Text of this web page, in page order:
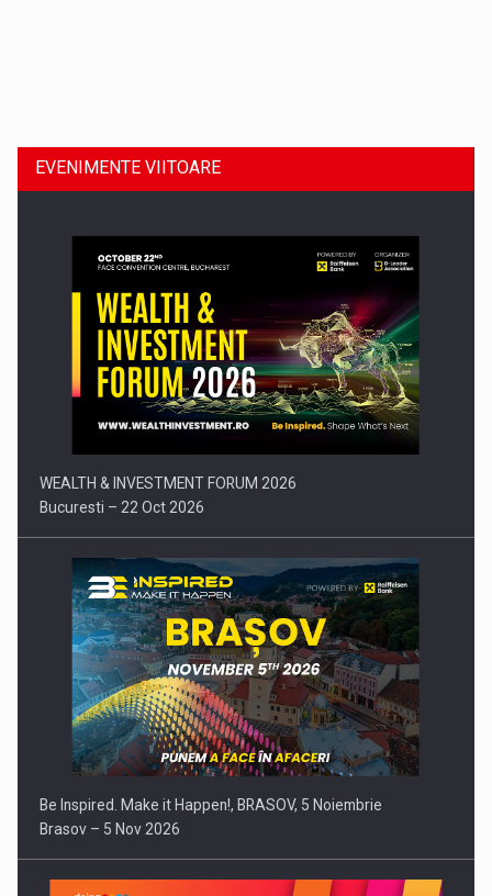
Comunicat de presa: Joburile part-time reincep sa intre pe…
EVENIMENTE VIITOARE
WEALTH & INVESTMENT FORUM 2026
Bucuresti – 22 Oct 2026
Be Inspired. Make it Happen!, BRASOV, 5 Noiembrie
Brasov – 5 Nov 2026